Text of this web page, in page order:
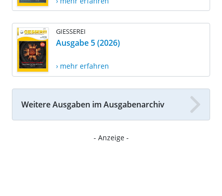
GIESSEREI
Ausgabe 5 (2026)
› mehr erfahren
Weitere Ausgaben im Ausgabenarchiv
- Anzeige -